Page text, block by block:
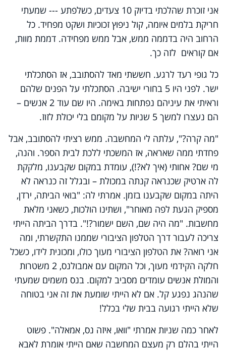
אני זוכרת שהלכתי בדיוק 10 צעדים, כשלפתע --- שמעתי
חריקת בלמים איומה, קול ניפוץ זכוכיות ושקט מפחיד. כל
הרחוב היה בדממה ממש, אבל ממש מפחידה. דממת מוות,
אם קוראים לזה כך.
כל גופי רעד לרגע. חששתי מאד להסתובב, אז הסתכלתי
ישר. לפני היו 5 בחורי ישיבה. הסתכלתי על הפנים שלהם
וראיתי את עיניהם נפתחות באימה. היו שם עוד 2 אנשים –
הם נעצרו למשך 5 שניות על מקומם בלי יכולת לזוז
.
"מה קרה?", עלתה לי המחשבה. ממש רציתי להסתובב, אבל
פחדתי ממה שאראה, אז המשכתי ללכת לבית הספר. והנה,
מי שם? אחותי (איך לא?!), עומדת במקום שקבענו, מלקקת
לה ארטיק שכנראה קנתה במכולת – ובגלל זה כנראה לא
היתה במקום שקבענו בזמן. אמרתי לה: "בואי הביתה, ירדן,
מספיק הגעת לפה מאוחר", ושתינו הולכות, כשאני מלאת
מחשבות. "מה היה שם, השם ישמור?!". בדרך הביתה הייתי
צריכה לעבור דרך הטלפון הציבורי שממנו התקשרתי, ומה
אני רואה? את הטלפון הציבורי מעוך כולו, ומכונית לידו, כשכל
חלקה הקידמי מעוך, וכל המקום עם אמבולנס, 2 משטרות
והמולת אנשים עומדים מסביב למקום. בנס משמים שמעתי
שהנהג נפגע קל. אם לא הייתי שומעת את זה אני בטוחה
שלא הייתי רגועה בבית שלי בכלל!
לאחר כמה שניות אמרתי "וואו, איזה נס, אמאלה". פשוט
הייתי בהלם רק מעצם המחשבה שאם הייתי אומרת לאבא